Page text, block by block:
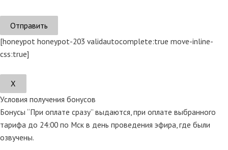
[honeypot honeypot-203 validautocomplete:true move-inline-
css:true]
Х
Условия получения бонусов
Бонусы “При оплате сразу” выдаются, при оплате выбранного
тарифа до 24:00 по Мск в день проведения эфира, где были
озвучены.